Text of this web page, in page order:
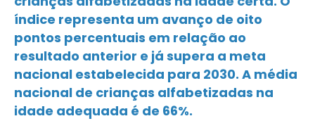
índice representa um avanço de oito
pontos percentuais em relação ao
resultado anterior e já supera a meta
nacional estabelecida para 2030. A média
nacional de crianças alfabetizadas na
idade adequada é de 66%.